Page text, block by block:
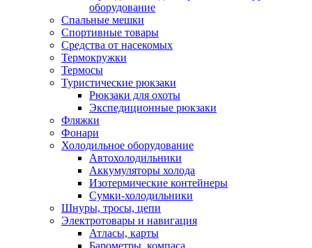
оборудование
Спальные мешки
Спортивные товары
Средства от насекомых
Термокружки
Термосы
Туристические рюкзаки
Рюкзаки для охоты
Экспедиционные рюкзаки
Фляжки
Фонари
Холодильное оборудование
Автохолодильники
Аккумуляторы холода
Изотермические контейнеры
Сумки-холодильники
Шнуры, тросы, цепи
Электротовары и навигация
Атласы, карты
Барометры, компаса